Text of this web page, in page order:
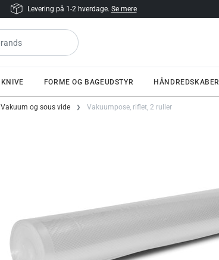
Levering på 1-2 hverdage. Se mere
KNIVE FORME OG BAGEUDSTYR HÅNDREDSKABER
Vakuum og sous vide Vakuumpose, riflet, 2 ruller